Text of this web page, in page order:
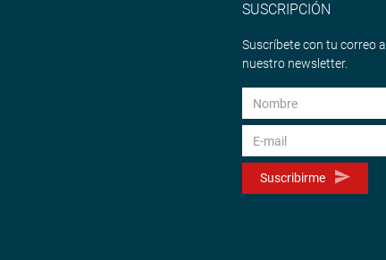
SUSCRIPCIÓN
Suscríbete con tu correo a
nuestro newsletter.
Suscribirme